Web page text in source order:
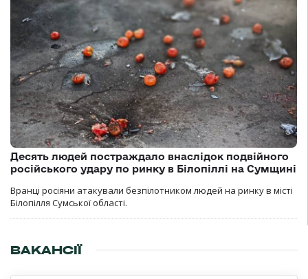
Десять людей постраждало внаслідок подвійного
російського удару по ринку в Білопіллі на Сумщині
Вранці росіяни атакували безпілотником людей на ринку в місті
Білопілля Сумської області.
ВАКАНСІЇ